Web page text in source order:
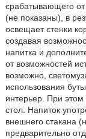
срабатывающего от
(не показаны), в
освещает стенки
создавая
напитка и
от возможностей
возможно,
использования
интерьер. При этом
стол. Напиток
внешнего стакана
предварительно